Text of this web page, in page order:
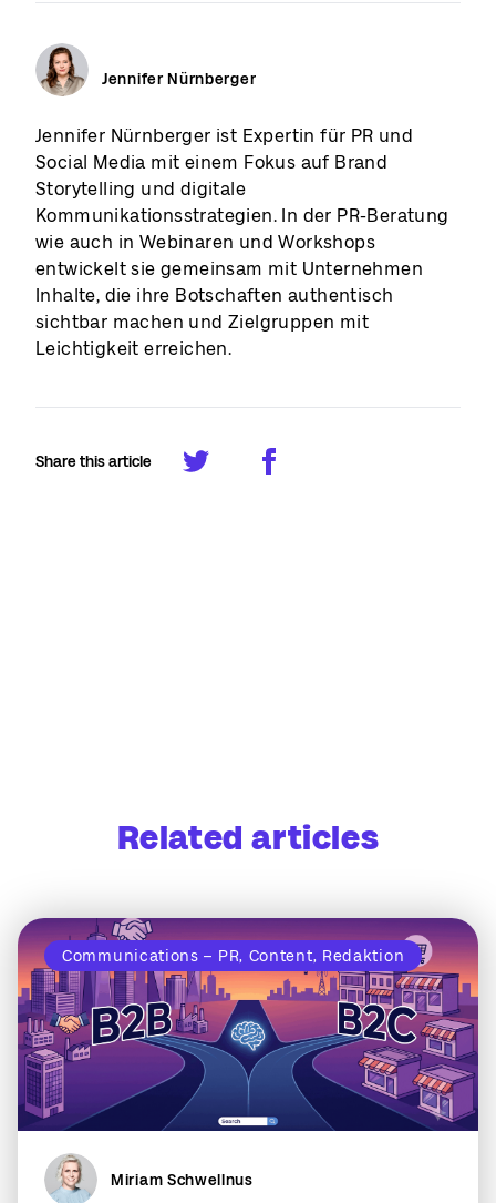
Jennifer Nürnberger
Jennifer Nürnberger ist Expertin für PR und
Social Media mit einem Fokus auf Brand
Storytelling und digitale
Kommunikationsstrategien. In der PR-Beratung
wie auch in Webinaren und Workshops
entwickelt sie gemeinsam mit Unternehmen
Inhalte, die ihre Botschaften authentisch
sichtbar machen und Zielgruppen mit
Leichtigkeit erreichen.
Share this article
Related articles
Communications – PR, Content, Redaktion
Miriam Schwellnus